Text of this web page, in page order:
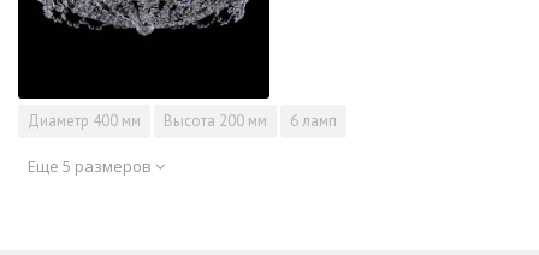
Диаметр 400 мм Высота 200 мм 6 ламп
Еще 5 размеров